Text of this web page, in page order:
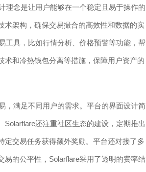
理念是让用户能够在一个稳定且易于操作的
架构，确保交易撮合的高效性和数据的实
工具，比如行情分析、价格预警等功能，帮
术和冷热钱包分离等措施，保障用户资产的
，满足不同用户的需求。平台的界面设计简
还注重社区生态的建设，定期推出
交易任务获得额外奖励。平台还对接了多
的公平性，Solarflare采用了透明的费率结